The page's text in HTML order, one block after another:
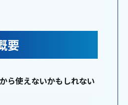
要
ら使えないかもしれない